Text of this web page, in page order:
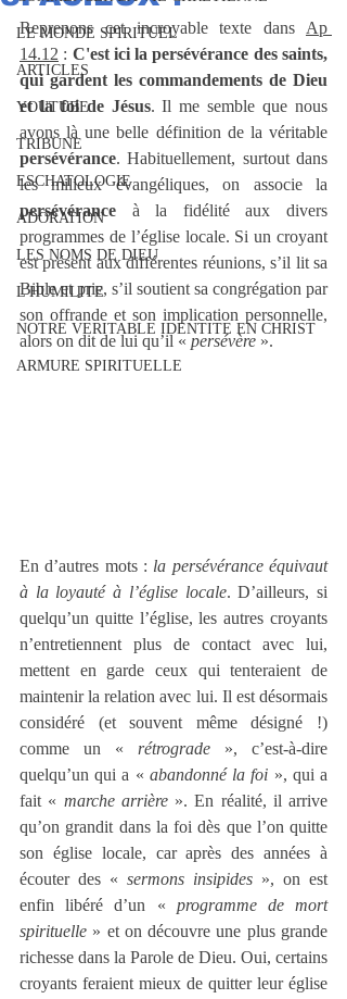
LE MONDE SPIRITUEL
ARTICLES
YOUTUBE
TRIBUNE
ESCHATOLOGIE
ADORATION
LES NOMS DE DIEU
L'HUMILITE
NOTRE VERITABLE IDENTITE EN CHRIST
ARMURE SPIRITUELLE
Reprenons cet incroyable texte dans Ap
14.12 : C'est ici la persévérance des saints,
qui gardent les commandements de Dieu
et la foi de Jésus. Il me semble que nous
persévérance. Habituellement, surtout dans
persévérance à la fidélité aux divers
programmes de l’église locale. Si un croyant
est présent aux différentes réunions, s’il lit sa
Bible et prie, s’il soutient sa congrégation par
son offrande et son implication personnelle,
alors on dit de lui qu’il « persévère ».
En d’autres mots : la persévérance équivaut
à la loyauté à l’église locale. D’ailleurs, si
quelqu’un quitte l’église, les autres croyants
n’entretiennent plus de contact avec lui,
mettent en garde ceux qui tenteraient de
maintenir la relation avec lui. Il est désormais
considéré (et souvent même désigné !)
comme un « rétrograde », c’est-à-dire
quelqu’un qui a « abandonné la foi », qui a
fait « marche arrière ». En réalité, il arrive
qu’on grandit dans la foi dès que l’on quitte
son église locale, car après des années à
écouter des « sermons insipides », on est
enfin libéré d’un « programme de mort
spirituelle » et on découvre une plus grande
richesse dans la Parole de Dieu. Oui, certains
croyants feraient mieux de quitter leur église